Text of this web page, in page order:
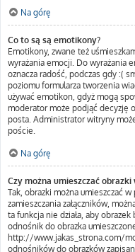
Na górę
Co to są są emotikony?
Emotikony, zwane też
wyrażania emocji. Do wyrażania
oznacza radość, podczas gdy :(
poziomu formularza tworzenia
używać emotikon, gdyż mogą
moderator może podjąć decyzję
posta. Administrator witryny
poście.
Na górę
Czy można umieszczać obrazki
Tak, obrazki można umieszczać
zamieszczania załączników,
ta funkcja nie działa, aby
odnośnik do obrazka
http://www.jakas_strona.com/
odnośników do obrazków